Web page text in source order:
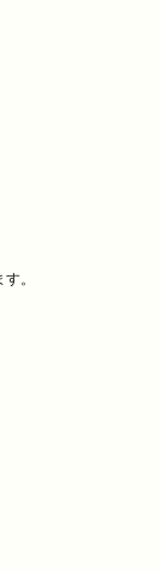
。